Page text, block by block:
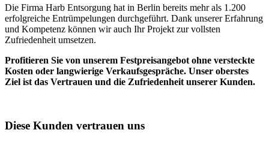
Die Firma Harb Entsorgung hat in Berlin bereits mehr als 1.200
erfolgreiche Entrümpelungen durchgeführt. Dank unserer Erfahrung
und Kompetenz können wir auch Ihr Projekt zur vollsten
Zufriedenheit umsetzen.
Profitieren Sie von unserem Festpreisangebot ohne versteckte
Kosten oder langwierige Verkaufsgespräche. Unser oberstes
Ziel ist das Vertrauen und die Zufriedenheit unserer Kunden.
Diese Kunden vertrauen uns